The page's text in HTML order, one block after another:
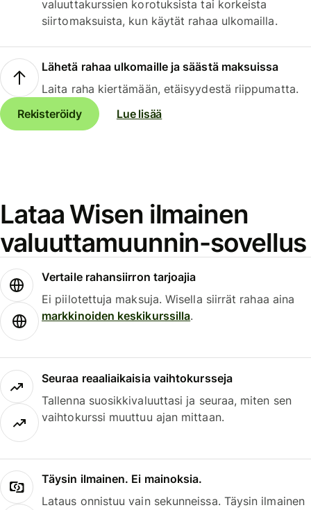
valuuttakurssien korotuksista tai korkeista
siirtomaksuista, kun käytät rahaa ulkomailla.
Lähetä rahaa ulkomaille ja säästä maksuissa
Laita raha kiertämään, etäisyydestä riippumatta.
Rekisteröidy
Lue lisää
Lataa Wisen ilmainen
valuuttamuunnin-sovellus
Vertaile rahansiirron tarjoajia
Ei piilotettuja maksuja. Wisella siirrät rahaa aina
markkinoiden keskikurssilla.
Seuraa reaaliaikaisia vaihtokursseja
Tallenna suosikkivaluuttasi ja seuraa, miten sen
vaihtokurssi muuttuu ajan mittaan.
Täysin ilmainen. Ei mainoksia.
Lataus onnistuu vain sekunneissa. Täysin ilmainen